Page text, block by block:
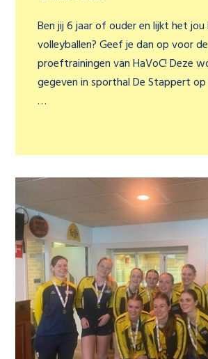
Ben jij 6 jaar of ouder en lijkt het
volleyballen? Geef je dan op voor de
proeftrainingen van HaVoC! Deze
gegeven in sporthal De Stappert
…